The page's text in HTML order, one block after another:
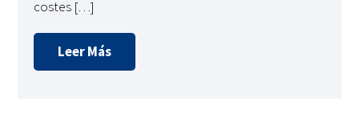
costes […]
Leer Más